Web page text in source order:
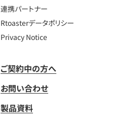
連携パートナー
Rtoasterデータポリシー
Privacy Notice
ご契約中の方へ
お問い合わせ
製品資料